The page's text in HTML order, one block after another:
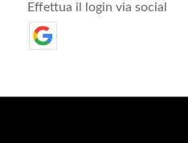
Effettua il login via social